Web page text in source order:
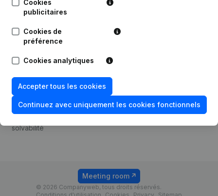
Cookies
publicitaires
Cookies de
préférence
Cookies analytiques
Accepter tous les cookies
Continuez avec uniquement les cookies fonctionnels
Compliance et prévention
de la fraude
Consulter des comptes
Recherche de numéro de
TVA
solvabilité
Tarifs
© 2026 Companyweb, tous droits réservés.
Meeting room